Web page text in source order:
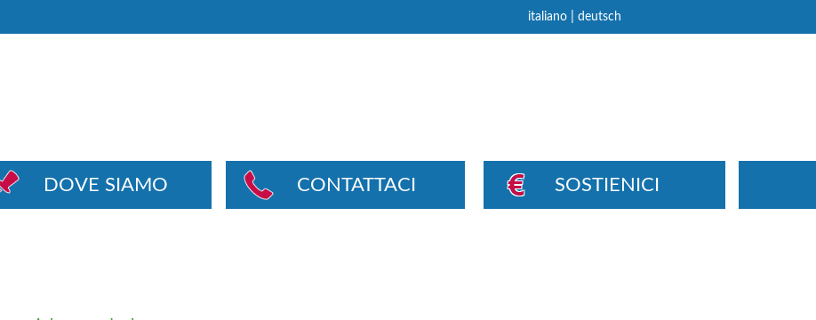
italiano| deutsch
DOVE SIAMO CONTATTACI SOSTIENICI